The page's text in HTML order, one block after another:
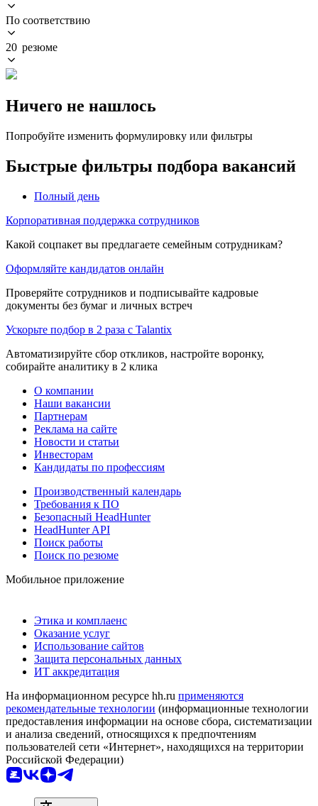
По соответствию
20 резюме
Ничего не нашлось
Попробуйте изменить формулировку или фильтры
Быстрые фильтры подбора вакансий
Полный день
Корпоративная поддержка сотрудников
Какой соцпакет вы предлагаете семейным сотрудникам?
Оформляйте кандидатов онлайн
Проверяйте сотрудников и подписывайте кадровые
документы без бумаг и личных встреч
Ускорьте подбор в 2 раза с Talantix
Автоматизируйте сбор откликов, настройте воронку,
собирайте аналитику в 2 клика
О компании
Наши вакансии
Партнерам
Реклама на сайте
Новости и статьи
Инвесторам
Кандидаты по профессиям
Производственный календарь
Требования к ПО
Безопасный HeadHunter
HeadHunter API
Поиск работы
Поиск по резюме
Мобильное приложение
Этика и комплаенс
Оказание услуг
Использование сайтов
Защита персональных данных
ИТ аккредитация
На информационном ресурсе hh.ru применяются
рекомендательные технологии (информационные технологии
предоставления информации на основе сбора, систематизации
и анализа сведений, относящихся к предпочтениям
пользователей сети «Интернет», находящихся на территории
Российской Федерации)